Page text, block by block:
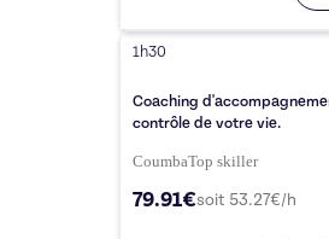
1h30
Coaching
contrôle de votre vie.
CoumbaTop skiller
79.91€soit 53.27€/h